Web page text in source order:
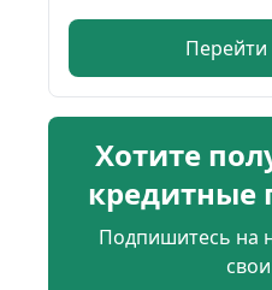
Перейти
Хотите
кредитные
Подпишитесь на